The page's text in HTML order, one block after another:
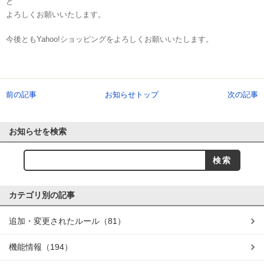
よろしくお願いいたします。
今後ともYahoo!ショッピングをよろしくお願いいたします。
前の記事 お知らせトップ 次の記事
お知らせを検索
カテゴリ別の記事
追加・変更されたルール （81）
機能情報 （194）